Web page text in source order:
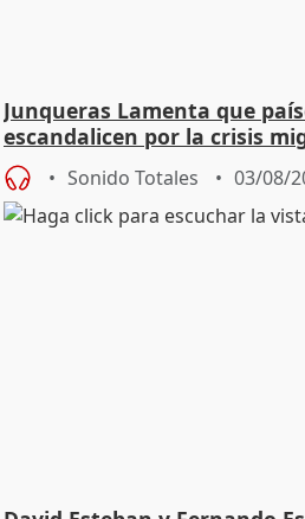
Junqueras Lamenta que
escandalicen por la crisis
Sonido Totales 03/08/